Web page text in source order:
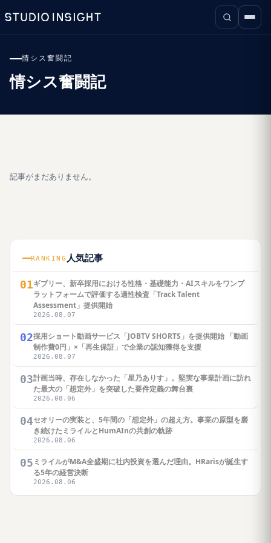
情シス奮闘記
情シス奮闘記
記事がまだありません。
RANKING 人気記事
01ギブリー、新卒採用における性格・基礎能力・AIスキルをワンプ
ラットフォームで評価する適性検査「Track Talent
Assessment」提供開始
2026.08.07
02採用ショート動画サービス「JOBTV SHORTS」を提供開始 「動画
制作費0円」×「再生保証」で企業の認知獲得を支援
2026.08.07
03計画当時、存在しなかった「星乃ありす」。堅実な事業計画に訪れ
た最大の「想定外」を突破した要件定義の舞台裏
2026.08.06
04セオリーの実装と、5年間の「想定外」の超え方。事業の原型を磨
き続けたミライルとHumAInの共創の軌跡
2026.08.06
05 ミライルがM&A全盛期に社内投資を選んだ理由。HRarisが誕生す
る5年の経営決断
2026.08.06